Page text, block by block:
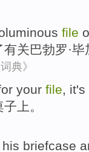
file
有关巴勃罗·
典》
your file , it's
子 上。
his briefcase